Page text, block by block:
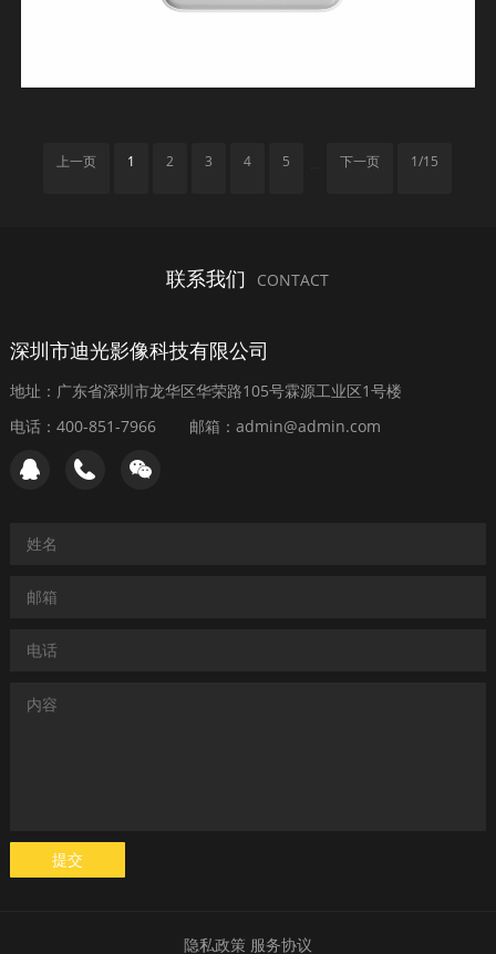
上一页 1 2 3 4 5 下一页 1/15
联系我们 CONTACT
深圳市迪光影像科技有限公司
地址：广东省深圳市龙华区华荣路105号霖源工业区1号楼
电话：400-851-7966
邮箱：admin@admin.com
提交
隐私政策 服务协议